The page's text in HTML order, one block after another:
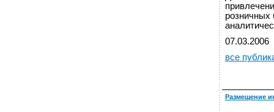
розничных
07.03.2006
все
Размещение